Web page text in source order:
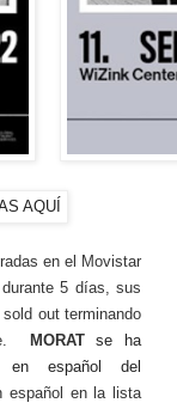
en el Movistar
5 días, sus
out terminando
MORAT
se ha
español del
español en la lista